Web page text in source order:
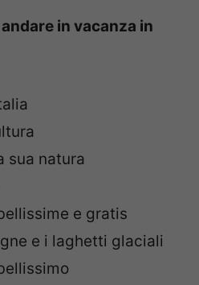
in vacanza in
sua natura
e gratis
e i laghetti glaciali